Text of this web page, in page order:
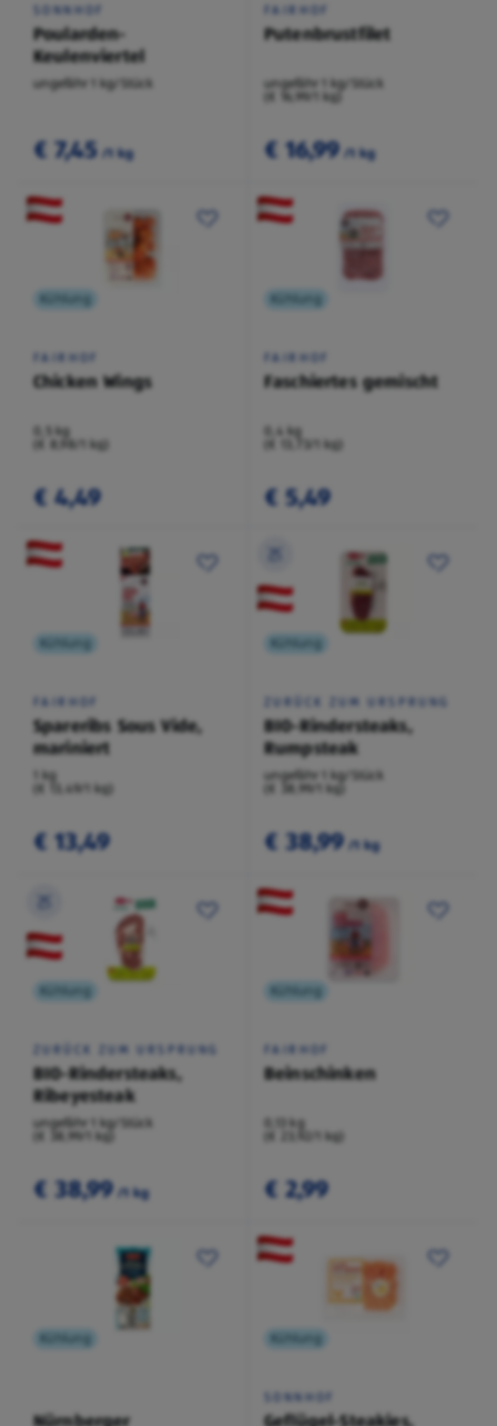
SONNHOF
Poularden-
Keulenviertel
ungefähr 1 kg/Stück
€ 7,45 /1 kg
FAIRHOF
Putenbrustfilet
ungefähr 1 kg/Stück
(€ 16,99/1 kg)
€ 16,99 /1 kg
Kühlung
FAIRHOF
Chicken Wings
0,5 kg
(€ 8,98/1 kg)
€ 4,49
Kühlung
FAIRHOF
Faschiertes gemischt
0,4 kg
(€ 13,73/1 kg)
€ 5,49
Kühlung
FAIRHOF
Spareribs Sous Vide,
mariniert
1 kg
(€ 13,49/1 kg)
€ 13,49
Kühlung
ZURÜCK ZUM URSPRUNG
BIO-Rindersteaks,
Rumpsteak
ungefähr 1 kg/Stück
(€ 38,99/1 kg)
€ 38,99 /1 kg
Kühlung
ZURÜCK ZUM URSPRUNG
BIO-Rindersteaks,
Ribeyesteak
ungefähr 1 kg/Stück
(€ 38,99/1 kg)
€ 38,99 /1 kg
Kühlung
FAIRHOF
Beinschinken
0,13 kg
(€ 23,92/1 kg)
€ 2,99
Kühlung Kühlung
SONNHOF